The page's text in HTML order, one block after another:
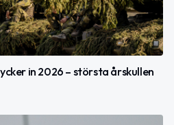
in 2026 – största årskullen